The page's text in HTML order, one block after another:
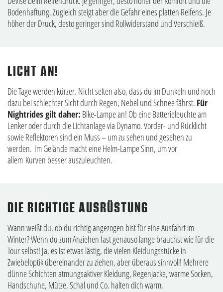
Bodenhaftung. Zugleich steigt aber die Gefahr eines platten Reifens. Je
höher der Druck, desto geringer sind Rollwiderstand und Verschleiß.
LICHT AN!
Die Tage werden kürzer. Nicht selten also, dass du im Dunkeln und noch
dazu bei schlechter Sicht durch Regen, Nebel und Schnee fährst. Für
Nightrides gilt daher: Bike-Lampe an! Ob eine Batterieleuchte am
Lenker oder durch die Lichtanlage via Dynamo. Vorder- und Rücklicht
sowie Reflektoren sind ein Muss – um zu sehen und gesehen zu
werden. Im Gelände macht eine Helm-Lampe Sinn, um vor
allem Kurven besser auszuleuchten.
DIE RICHTIGE AUSRÜSTUNG
Wann weißt du, ob du richtig angezogen bist für eine Ausfahrt im
Winter? Wenn du zum Anziehen fast genauso lange brauchst wie für die
Tour selbst! Ja, es ist etwas lästig, die vielen Kleidungsstücke in
Zwiebeloptik übereinander zu ziehen, aber überaus sinnvoll! Mehrere
dünne Schichten atmungsaktiver Kleidung, Regenjacke, warme Socken,
Handschuhe, Mütze, Schal und Co. halten dich warm.